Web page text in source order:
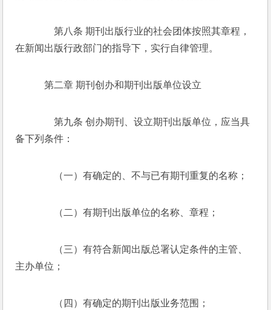
第八条 期刊出版行业的社会团体按照其章程，
在新闻出版行政部门的指导下，实行自律管理。
第二章 期刊创办和期刊出版单位设立
第九条 创办期刊、设立期刊出版单位，应当具
备下列条件：
（一）有确定的、不与已有期刊重复的名称；
（二）有期刊出版单位的名称、章程；
（三）有符合新闻出版总署认定条件的主管、
主办单位；
（四）有确定的期刊出版业务范围；